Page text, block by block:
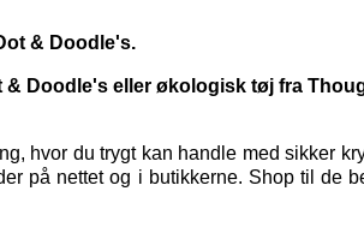
& Doodle's.
Doodle's eller økologisk tøj fra
hvor du trygt kan handle med sikker
på nettet og i butikkerne. Shop til de